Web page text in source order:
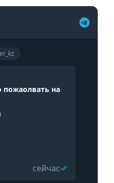
пожаолвать на
сейчас